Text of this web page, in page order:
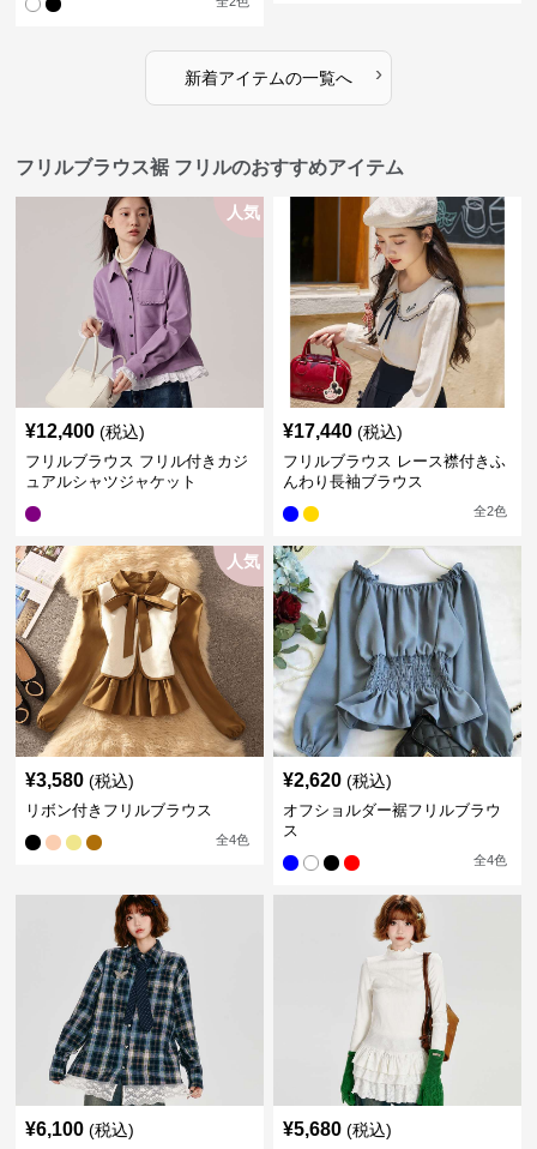
新着アイテムの一覧へ ›
フリルブラウス裾 フリルのおすすめアイテム
人気
¥12,400 (税込)
フリルブラウス フリル付きカジ
ュアルシャツジャケット
¥17,440 (税込)
フリルブラウス レース襟付きふ
んわり長袖ブラウス
全2色
人気
¥3,580 (税込)
リボン付きフリルブラウス
全4色
¥2,620 (税込)
オフショルダー裾フリルブラウ
ス
全4色
¥6,100 (税込) ¥5,680 (税込)